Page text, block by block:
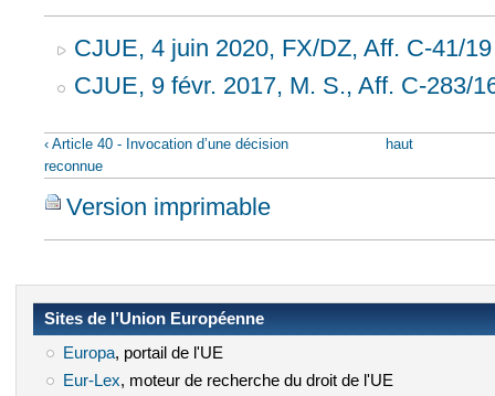
CJUE, 4 juin 2020, FX/DZ, Aff. C-41/19
CJUE, 9 févr. 2017, M. S., Aff. C-283/
‹ Article 40 - Invocation d’une décision
reconnue
haut
Version imprimable
Sites de l’Union Européenne
Europa(le lien est externe)
, portail de l'UE
Eur-Lex (le lien est externe)
, moteur de recherche du droit de l'UE